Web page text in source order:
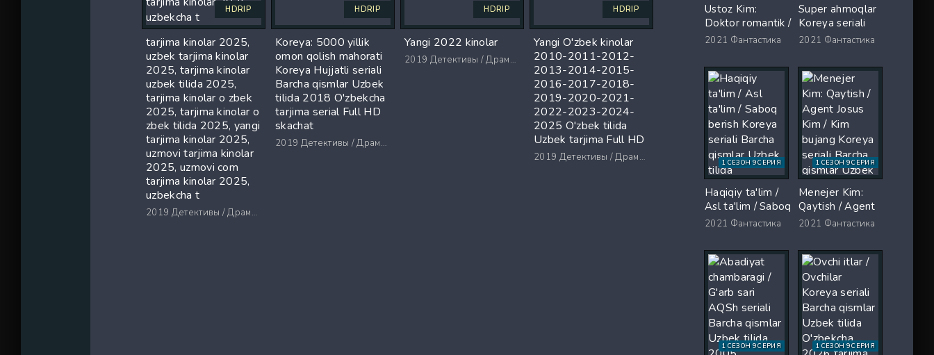
HDRIP
tarjima kinolar 2025,
uzbek tarjima kinolar
2025, tarjima kinolar
uzbek tilida 2025,
tarjima kinolar o zbek
2025, tarjima kinolar o
zbek tilida 2025, yangi
tarjima kinolar 2025,
uzmovi tarjima kinolar
2025, uzmovi com
tarjima kinolar 2025,
uzbekcha t
2019 Детективы / Драмы / Триллеры / Ужасы
HDRIP
Koreya: 5000 yillik
omon qolish mahorati
Koreya Hujjatli seriali
Barcha qismlar Uzbek
tilida 2018 O'zbekcha
tarjima serial Full HD
skachat
2019 Детективы / Драмы / Триллеры / Ужасы
HDRIP
Yangi 2022 kinolar
2019 Детективы / Драмы / Триллеры / Ужасы
HDRIP
Yangi O'zbek kinolar
2010-2011-2012-
2013-2014-2015-
2016-2017-2018-
2019-2020-2021-
2022-2023-2024-
2025 O'zbek tilida
Uzbek tarjima Full HD
2019 Детективы / Драмы / Триллеры / Ужасы
Ustoz Kim:
Doktor romantik /
Najot shifoxonasi
Barcha qismlar
Uzbek tilida 2026
O'zbekcha tarjima
kino Full HD tas-
ix skachat
2021 Фантастика
Super ahmoqlar
Koreya seriali
Barcha qismlar
O'zbekcha 2026
tarjima serial Full
HD tas-ix
skachat
2021 Фантастика
1 СЕЗОН 9 СЕРИЯ
Haqiqiy ta'lim /
Asl ta'lim / Saboq
berish Koreya
qismlar Uzbek
tilida O'zbekcha
2026 tarjima Full
HD tas-ix
skachat
2021 Фантастика
1 СЕЗОН 9 СЕРИЯ
Menejer Kim:
Qaytish / Agent
Josus Kim / Kim
seriali Barcha
qismlar Uzbek
tilida 2026
tarjima serial Full
HD skachat
2021 Фантастика
1 СЕЗОН 9 СЕРИЯ 1 СЕЗОН 9 СЕРИЯ